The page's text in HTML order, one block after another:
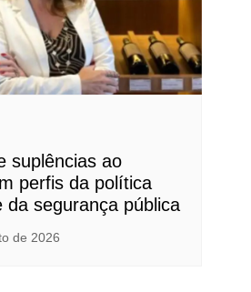
suplências ao
perfis da política
da segurança pública
de 2026